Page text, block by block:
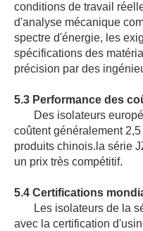
conditions de travail
d'analyse mécanique
spectre d'énergie, les
spécifications des
précision par des
5.3 Performance des
Des isolateurs
coûtent généralement
produits chinois.la série
un prix très compétitif.
5.4 Certifications
Les isolateurs de la
avec la certification